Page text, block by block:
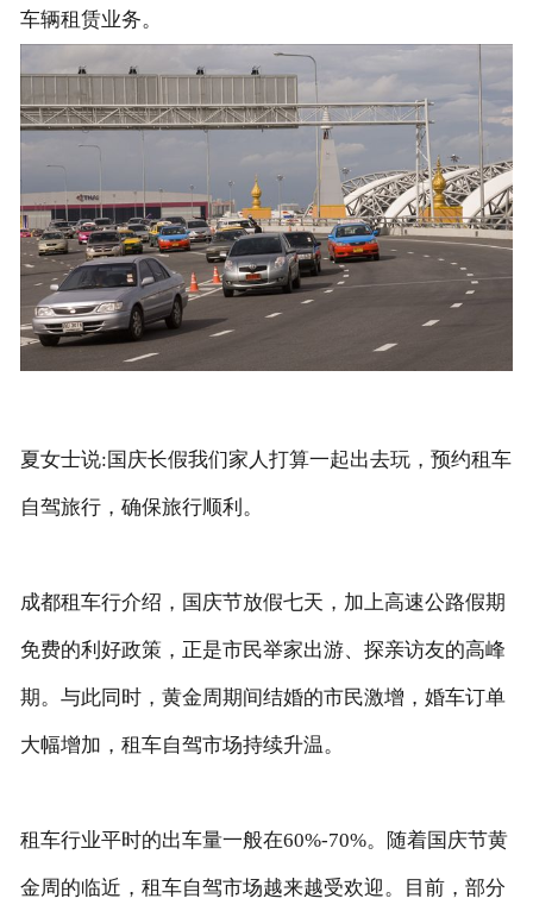
联系我们
车辆租赁业务。
夏女士说:国庆长假我们家人打算一起出去玩，预约租车
自驾旅行，确保旅行顺利。
成都租车行介绍，国庆节放假七天，加上高速公路假期
免费的利好政策，正是市民举家出游、探亲访友的高峰
期。与此同时，黄金周期间结婚的市民激增，婚车订单
大幅增加，租车自驾市场持续升温。
租车行业平时的出车量一般在60%-70%。随着国庆节黄
金周的临近，租车自驾市场越来越受欢迎。目前，部分